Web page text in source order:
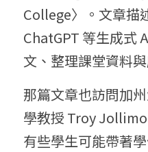
College〉。文章描
ChatGPT 等生成式
文、整理課堂資料
那篇文章也訪問加
學教授 Troy
有些學生可能帶著